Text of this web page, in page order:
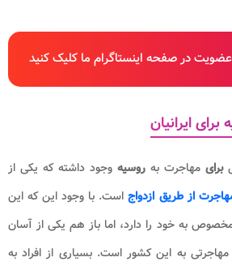
در صفحه اینستاگرام ما کلیک کنید
ایرانیان
برای مهاجرت به روسیه وجود داشته که یکی از
از طریق ازدواجاست. با وجود این که این
به خود را دارد، اما باز هم یکی از آسان
به این کشور است. بسیاری از افراد به